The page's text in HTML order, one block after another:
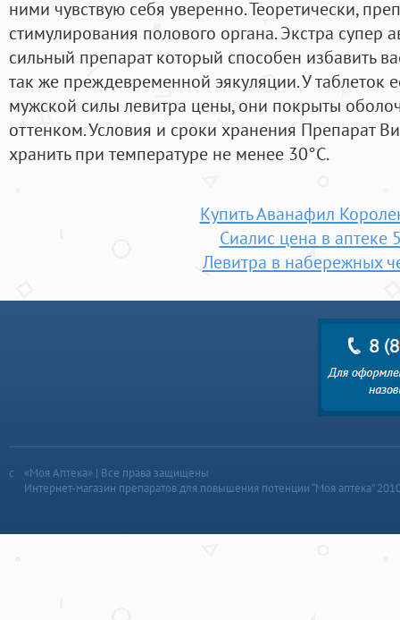
ними чувствую себя уверенно. Теоретически,
стимулирования полового органа. Экстра супер
сильный препарат который способен избавить
так же преждевременной эякуляции. У таблеток
мужской силы левитра цены, они покрыты
оттенком. Условия и сроки хранения Препарат
хранить при температуре не менее 30°С.
Купить Аванафил
Сиалис цена в аптеке
Левитра в набережных
«Моя Аптека» | Все права защищены
Интернет-магазин препаратов для повышения потенции “Моя аптека”